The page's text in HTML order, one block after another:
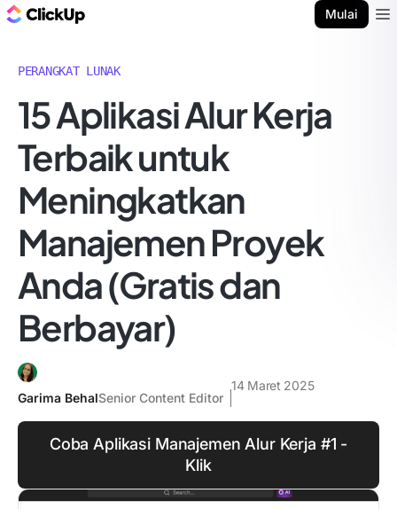
Mulai
PERANGKAT LUNAK
15 Aplikasi Alur Kerja
Terbaik untuk
Meningkatkan
Manajemen Proyek
Anda (Gratis dan
Berbayar)
Garima BehalSenior Content Editor
14 Maret 2025
Coba Aplikasi Manajemen Alur Kerja #1 -
Klik